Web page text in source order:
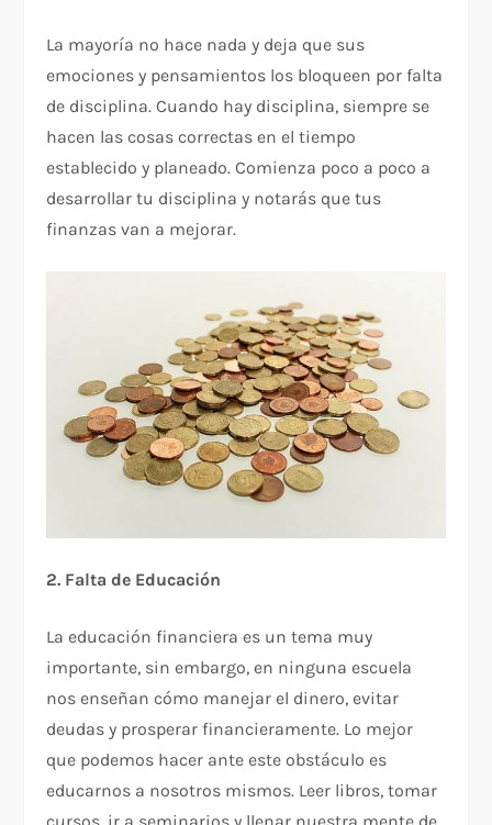
La mayoría no hace nada y deja que sus
emociones y pensamientos los bloqueen por falta
de disciplina. Cuando hay disciplina, siempre se
hacen las cosas correctas en el tiempo
establecido y planeado. Comienza poco a poco a
desarrollar tu disciplina y notarás que tus
finanzas van a mejorar.
2. Falta de Educación
La educación financiera es un tema muy
importante, sin embargo, en ninguna escuela
nos enseñan cómo manejar el dinero, evitar
deudas y prosperar financieramente. Lo mejor
que podemos hacer ante este obstáculo es
educarnos a nosotros mismos. Leer libros, tomar